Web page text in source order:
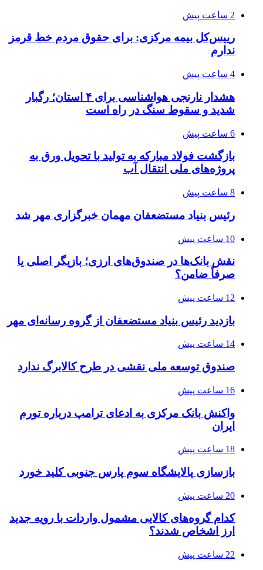
2 ساعت پیش
رییس‌کل بیمه مرکزی: برای حقوق مردم خط قرمز
ندارم
4 ساعت پیش
هشدار نارنجی هواشناسی برای ۴ استان؛ رگبار
شدید و سقوط سنگ در راه است
6 ساعت پیش
بازگشت فولاد مبارکه به تولید با تحویل ورق به
پروژه‌های ملی انتقال آب
8 ساعت پیش
رئیس بنیاد مستضعفان مهمان خبرگزاری مهر شد
10 ساعت پیش
نقش بانک‌ها در صندوق‌های ارزی؛ بازیگر اصلی یا
صرفاً ضامن؟
12 ساعت پیش
بازدید رئیس بنیاد مستضعفان از گروه رسانه‌ای مهر
14 ساعت پیش
صندوق توسعه ملی نقشی در طرح کالابرگ ندارد
16 ساعت پیش
واکنش بانک مرکزی به ادعای ترامپ درباره تورم
ایران
18 ساعت پیش
بازسازی پالایشگاه سوم پارس جنوبی کلید خورد
20 ساعت پیش
کدام گروه‌های کالایی مشمول واردات با رویه جدید
ارز اشخاص شدند؟
22 ساعت پیش